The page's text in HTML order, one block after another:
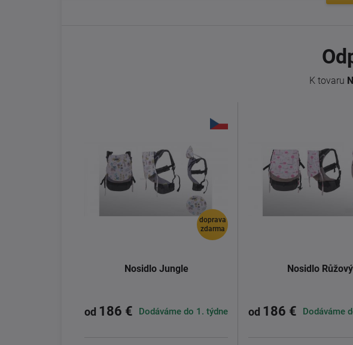
K tovaru
doprava
zdarma
Nosidlo Jungle
od 186 € Dodáváme do 1. týdne
Nosidlo Růžový
od 186 € Dodáváme